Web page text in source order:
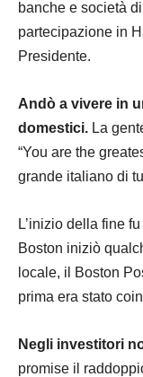
banche e società di
partecipazione in
Presidente.
Andò a vivere in
domestici. La
“You are the
grande italiano di
L’inizio della fine
Boston iniziò
locale, il Boston
prima era stato
Negli investitori
promise il